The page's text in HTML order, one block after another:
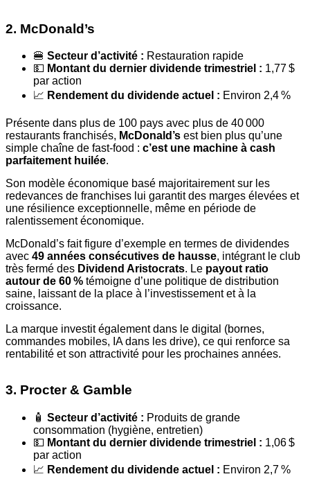
2. McDonald’s
🍔 Secteur d’activité : Restauration rapide
💵 Montant du dernier dividende trimestriel : 1,77 $
par action
📈 Rendement du dividende actuel : Environ 2,4 %
Présente dans plus de 100 pays avec plus de 40 000
restaurants franchisés, McDonald’s est bien plus qu’une
simple chaîne de fast-food : c’est une machine à cash
parfaitement huilée.
Son modèle économique basé majoritairement sur les
redevances de franchises lui garantit des marges élevées et
une résilience exceptionnelle, même en période de
ralentissement économique.
McDonald’s fait figure d’exemple en termes de dividendes
avec 49 années consécutives de hausse, intégrant le club
très fermé des Dividend Aristocrats. Le payout ratio
autour de 60 % témoigne d’une politique de distribution
saine, laissant de la place à l’investissement et à la
croissance.
La marque investit également dans le digital (bornes,
commandes mobiles, IA dans les drive), ce qui renforce sa
rentabilité et son attractivité pour les prochaines années.
3. Procter & Gamble
🧴 Secteur d’activité : Produits de grande
consommation (hygiène, entretien)
💵 Montant du dernier dividende trimestriel : 1,06 $
par action
📈 Rendement du dividende actuel : Environ 2,7 %